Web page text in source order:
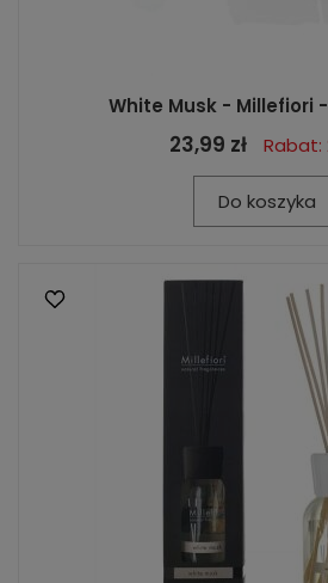
White Musk - Millefiori -
23,99 zł Rabat:
Do koszyka